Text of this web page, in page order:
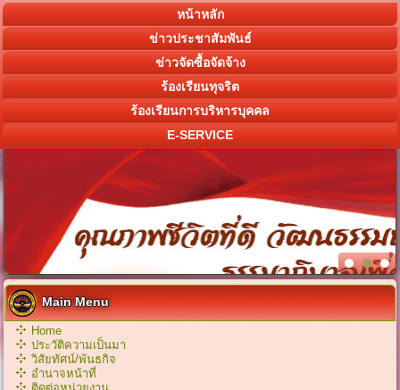
หน้าหลัก
ข่าวประชาสัมพันธ์
ข่าวจัดซื้อจัดจ้าง
ร้องเรียนทุจริต
ร้องเรียนการบริหารบุคคล
E-SERVICE
Main Menu
Home
ประวัติความเป็นมา
วิสัยทัศน์/พันธกิจ
อำนาจหน้าที่
ติดต่อหน่วยงาน